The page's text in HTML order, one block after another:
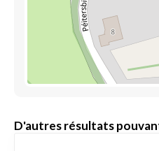
D'autres résultats